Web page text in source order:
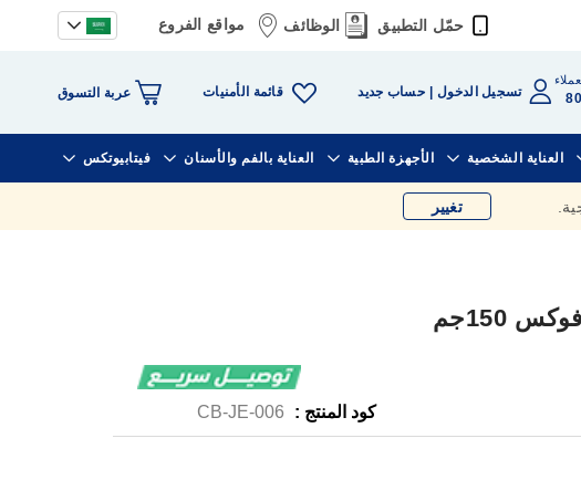
حمّل التطبيق الوظائف مواقع الفروع
تسجيل الدخول حساب جديد قائمة الأمنيات عربة التسوق
العناية الشخصية الأجهزة الطبية العناية بالفم والأسنان فيتابيوتكس
تغيير
كود المنتج : CB-JE-006